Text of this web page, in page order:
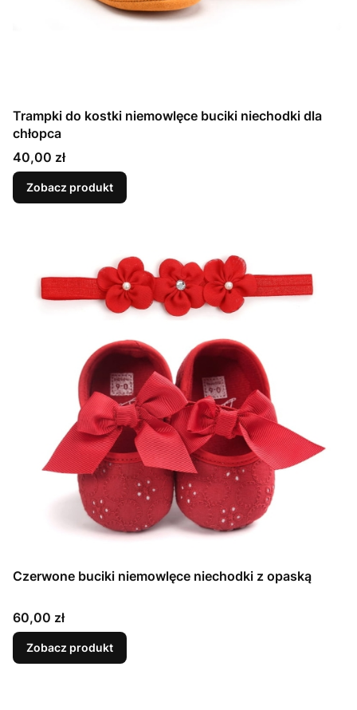
Trampki do kostki niemowlęce buciki niechodki dla
chłopca
Cena
40,00 zł
Zobacz produkt
Czerwone buciki niemowlęce niechodki z opaską
Cena
60,00 zł
Zobacz produkt